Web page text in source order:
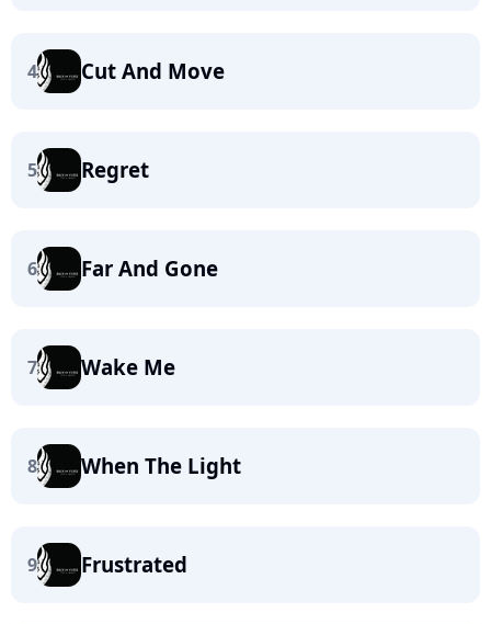
4 Cut And Move
5 Regret
6 Far And Gone
7 Wake Me
8 When The Light
9 Frustrated